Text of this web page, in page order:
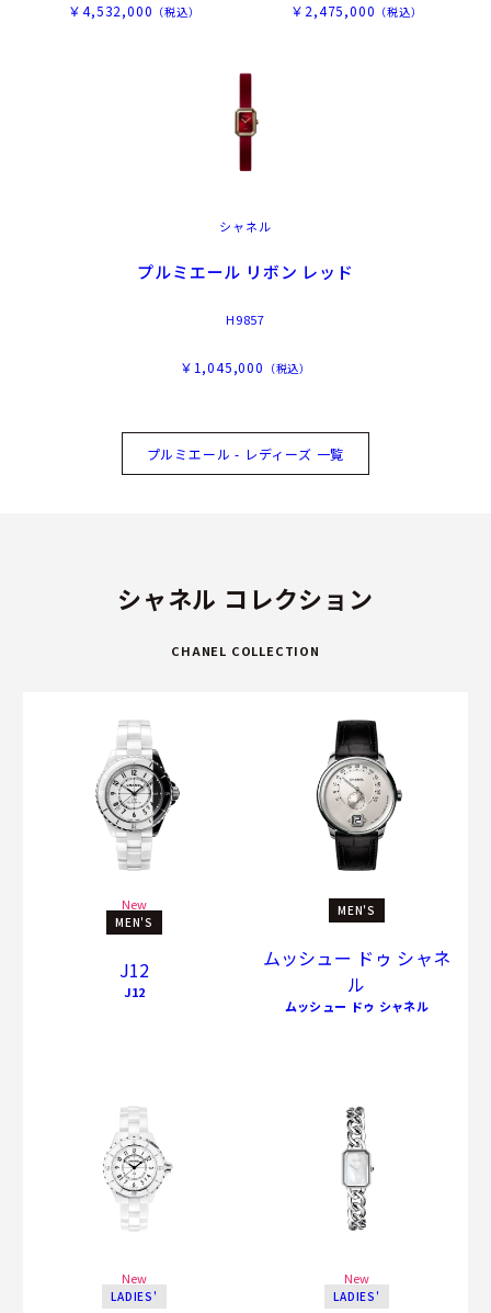
￥4,532,000 （税込） ￥2,475,000 （税込）
シャネル
プルミエール リボン レッド
H9857
￥1,045,000 （税込）
プルミエール - レディーズ 一覧
シャネル コレクション
CHANEL COLLECTION
New
MEN'S
J12
J12
MEN'S
ムッシュー ドゥ シャネ
ル
ムッシュー ドゥ シャネル
New
LADIES'
New
LADIES'